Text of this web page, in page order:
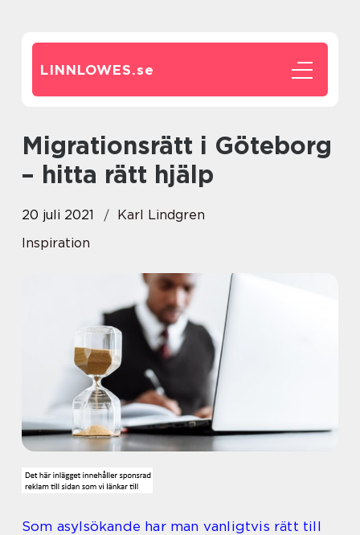
LINNLOWES.se
Migrationsrätt i Göteborg
– hitta rätt hjälp
20 juli 2021
Karl Lindgren
Inspiration
Som asylsökande har man vanligtvis rätt till